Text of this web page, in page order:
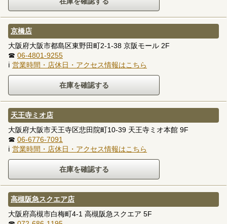
京橋店
大阪府大阪市都島区東野田町2-1-38 京阪モール 2F
☎ 06-4801-9255
ℹ 営業時間・店休日・アクセス情報はこちら
天王寺ミオ店
大阪府大阪市天王寺区悲田院町10-39 天王寺ミオ本館 9F
☎ 06-6776-7091
ℹ 営業時間・店休日・アクセス情報はこちら
高槻阪急スクエア店
大阪府高槻市白梅町4-1 高槻阪急スクエア 5F